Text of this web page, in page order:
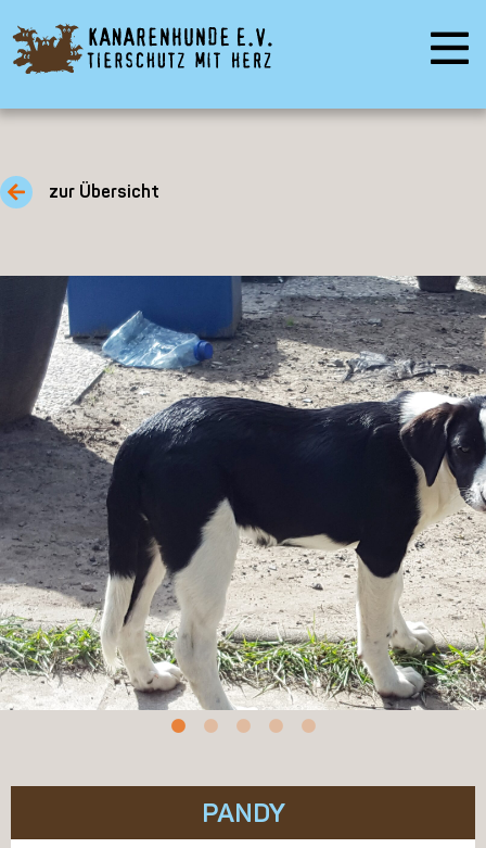
zur Übersicht
PANDY